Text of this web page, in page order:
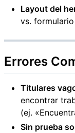
Layout del
vs.
Errores
Titulares
encontrar
(ej.
Sin prueba